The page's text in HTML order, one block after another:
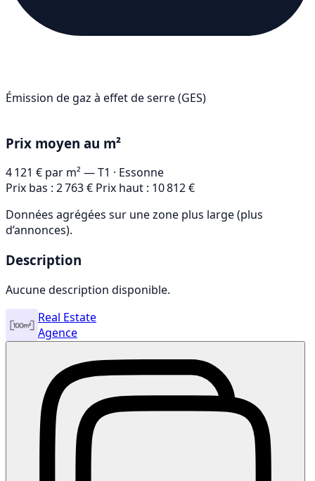
Émission de gaz à effet de serre (GES)
Prix moyen au m²
4 121 € par m² — T1 · Essonne
Prix bas : 2 763 € Prix haut : 10 812 €
Données agrégées sur une zone plus large (plus
d’annonces).
Description
Aucune description disponible.
Real Estate
Agence